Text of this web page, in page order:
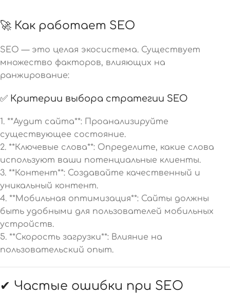
🚀 Как работает SEO
SEO — это целая экосистема. Существует
множество факторов, влияющих на
ранжирование:
✅ Критерии выбора стратегии SEO
1. **Аудит сайта**: Проанализируйте
существующее состояние.
2. **Ключевые слова**: Определите, какие слова
используют ваши потенциальные клиенты.
3. **Контент**: Создавайте качественный и
уникальный контент.
4. **Мобильная оптимизация**: Сайты должны
быть удобными для пользователей мобильных
устройств.
5. **Скорость загрузки**: Влияние на
пользовательский опыт.
✔ Частые ошибки при SEO